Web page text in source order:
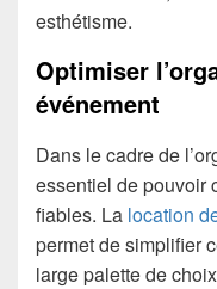
esthétisme.
Optimiser
événement
Dans le cadre de
essentiel de pouvoir
fiables. La location
permet de simplifier
large palette de